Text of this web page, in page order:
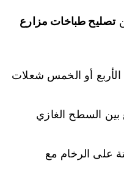
تصليح طباخات مزارع
أو الخمس شعلات
بين السطح الغازي
على الرخام مع